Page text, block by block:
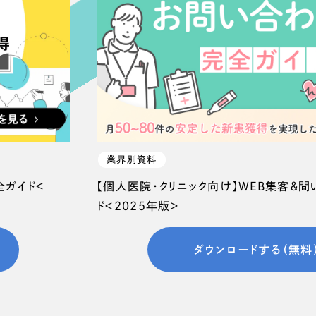
イド＜
業界別資料
【個人医院・クリニック向け】WEB集客＆
ド＜2025年版＞
ダウンロードする（無料